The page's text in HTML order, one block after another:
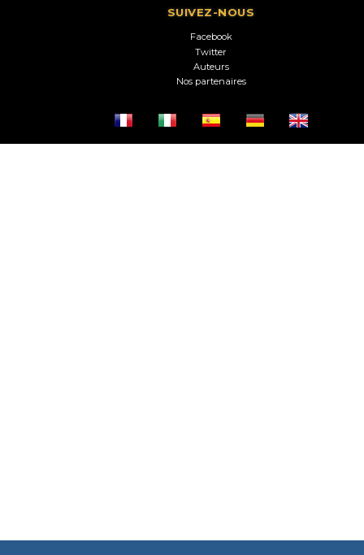
SUIVEZ-NOUS
Facebook
Twitter
Auteurs
Nos partenaires